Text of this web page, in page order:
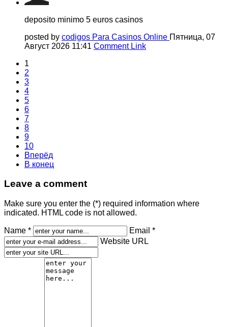
deposito minimo 5 euros casinos
posted by codigos Para Casinos Online Пятница, 07
Август 2026 11:41 Comment Link
1
2
3
4
5
6
7
8
9
10
Вперёд
В конец
Leave a comment
Make sure you enter the (*) required information where
indicated. HTML code is not allowed.
Name *
Email *
Website URL